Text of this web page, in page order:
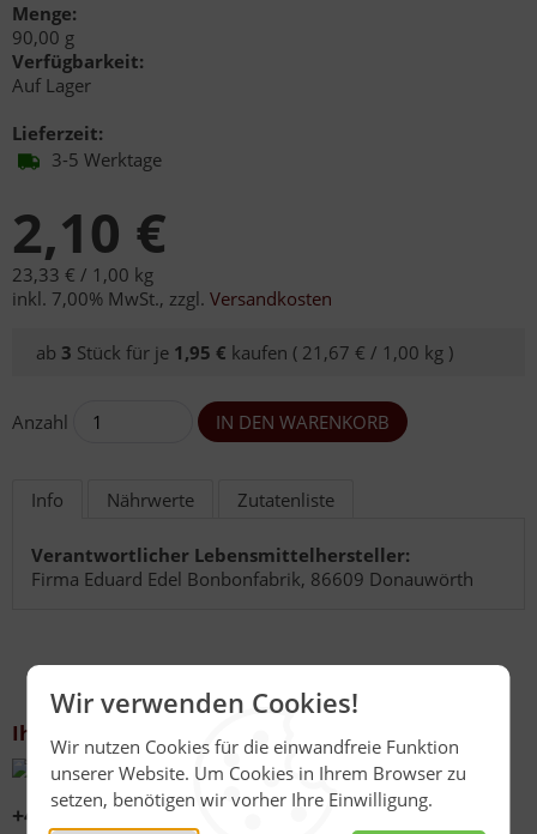
Wir verwenden Cookies!
Wir nutzen Cookies für die einwandfreie Funktion
unserer Website. Um Cookies in Ihrem Browser zu
setzen, benötigen wir vorher Ihre Einwilligung.
Menge:
90,00 g
Verfügbarkeit:
Auf Lager
Lieferzeit:
3-5 Werktage
2,10 €
23,33 € / 1,00 kg
inkl. 7,00% MwSt., zzgl. Versandkosten
ab 3 Stück für je 1,95 € kaufen ( 21,67 € / 1,00 kg )
Anzahl
Info Nährwerte Zutatenliste
Verantwortlicher Lebensmittelhersteller:
Firma Eduard Edel Bonbonfabrik, 86609 Donauwörth
Ihr Kontakt zu uns
+49 (0)6267 1021